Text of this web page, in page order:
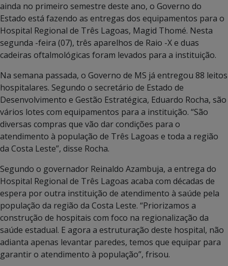
ainda no primeiro semestre deste ano, o Governo do
Estado está fazendo as entregas dos equipamentos para o
Hospital Regional de Três Lagoas, Magid Thomé. Nesta
segunda -feira (07), três aparelhos de Raio -X e duas
cadeiras oftalmológicas foram levados para a instituição.
Na semana passada, o Governo de MS já entregou 88 leitos
hospitalares. Segundo o secretário de Estado de
Desenvolvimento e Gestão Estratégica, Eduardo Rocha, são
vários lotes com equipamentos para a instituição. “São
diversas compras que vão dar condições para o
atendimento à população de Três Lagoas e toda a região
da Costa Leste”, disse Rocha.
Segundo o governador Reinaldo Azambuja, a entrega do
Hospital Regional de Três Lagoas acaba com décadas de
espera por outra instituição de atendimento à saúde pela
população da região da Costa Leste. “Priorizamos a
construção de hospitais com foco na regionalização da
saúde estadual. E agora a estruturação deste hospital, não
adianta apenas levantar paredes, temos que equipar para
garantir o atendimento à população”, frisou.